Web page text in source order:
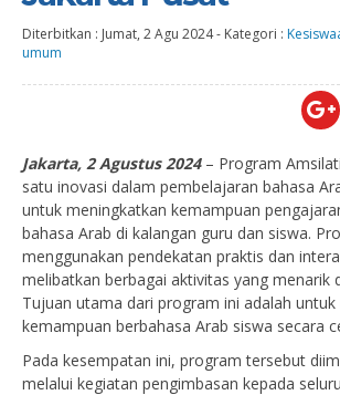
Diterbitkan : Jumat, 2 Agu 2024- Kategori :
umum
Jakarta, 2 Agustus 2024– Program
satu inovasi dalam pembelajaran bahasa
untuk meningkatkan kemampuan
bahasa Arab di kalangan guru dan siswa.
menggunakan pendekatan praktis dan
melibatkan berbagai aktivitas yang menarik
Tujuan utama dari program ini adalah
kemampuan berbahasa Arab siswa secara
Pada kesempatan ini, program tersebut
melalui kegiatan pengimbasan kepada